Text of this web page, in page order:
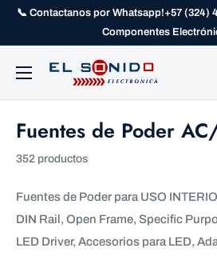
📞 Contactanos por Whatsapp!+57 (324)
Componentes
Fuentes de Poder
352 productos
Fuentes de Poder para USO
DIN Rail, Open Frame, Specific
LED Driver, Accesorios para LED,